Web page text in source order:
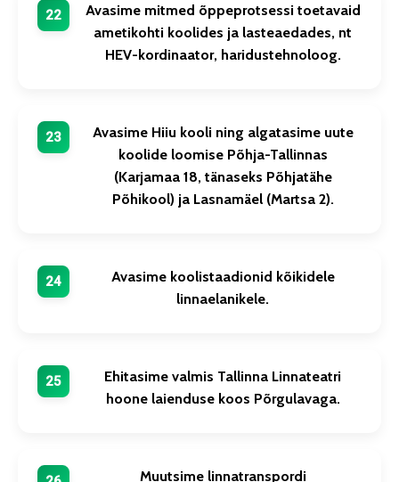
Avasime mitmed õppeprotsessi toetavaid
ametikohti koolides ja lasteaedades, nt
HEV-kordinaator, haridustehnoloog.
Avasime Hiiu kooli ning algatasime uute
koolide loomise Põhja-Tallinnas
(Karjamaa 18, tänaseks Põhjatähe
Põhikool) ja Lasnamäel (Martsa 2).
Avasime koolistaadionid kõikidele
linnaelanikele.
Ehitasime valmis Tallinna Linnateatri
hoone laienduse koos Põrgulavaga.
Muutsime linnatranspordi